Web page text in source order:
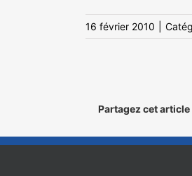
16 février 2010
Partagez cet article